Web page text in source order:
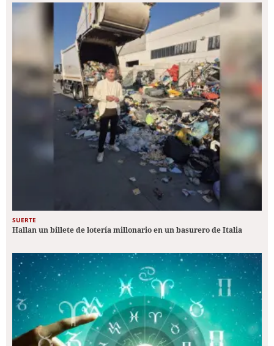
SUERTE
Hallan un billete de lotería millonario en un basurero de Italia